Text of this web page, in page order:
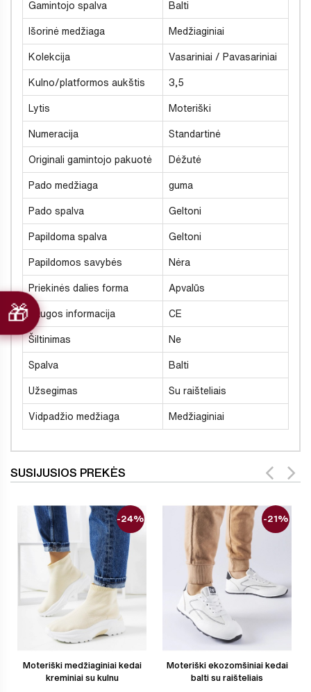
Gamintojo spalva Balti
Išorinė medžiaga Medžiaginiai
Kolekcija Vasariniai / Pavasariniai
Kulno/platformos aukštis 3,5
Lytis Moteriški
Numeracija Standartinė
Originali gamintojo pakuotė Dėžutė
Pado medžiaga guma
Pado spalva Geltoni
Papildoma spalva Geltoni
Papildomos savybės Nėra
Priekinės dalies forma Apvalūs
Saugos informacija CE
Šiltinimas Ne
Spalva Balti
Užsegimas Su raišteliais
Vidpadžio medžiaga Medžiaginiai
SUSIJUSIOS PREKĖS
Moteriški medžiaginiai kedai
kreminiai su kulnu
-24%
Moteriški ekozomšiniai kedai
balti su raišteliais
-21%